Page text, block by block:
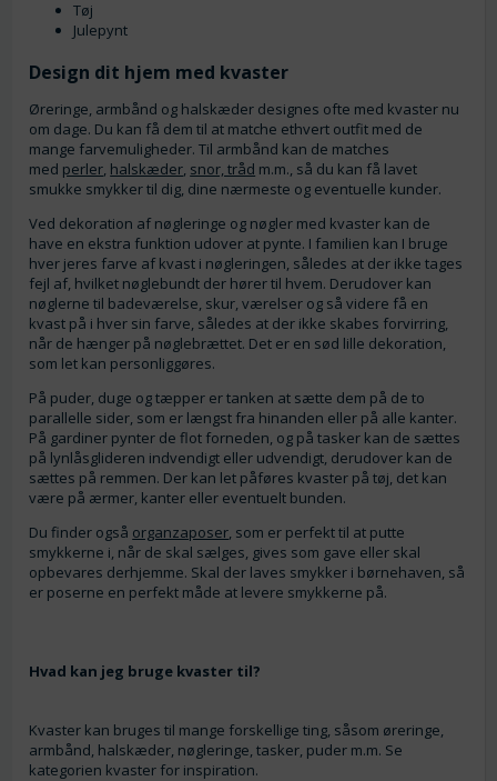
Tøj
Julepynt
Design dit hjem med kvaster
Øreringe, armbånd og halskæder designes ofte med kvaster nu
om dage. Du kan få dem til at matche ethvert outfit med de
mange farvemuligheder. Til armbånd kan de matches
med perler, halskæder, snor, tråd m.m., så du kan få lavet
smukke smykker til dig, dine nærmeste og eventuelle kunder.
Ved dekoration af nøgleringe og nøgler med kvaster kan de
have en ekstra funktion udover at pynte. I familien kan I bruge
hver jeres farve af kvast i nøgleringen, således at der ikke tages
fejl af, hvilket nøglebundt der hører til hvem. Derudover kan
nøglerne til badeværelse, skur, værelser og så videre få en
kvast på i hver sin farve, således at der ikke skabes forvirring,
når de hænger på nøglebrættet. Det er en sød lille dekoration,
som let kan personliggøres.
På puder, duge og tæpper er tanken at sætte dem på de to
parallelle sider, som er længst fra hinanden eller på alle kanter.
På gardiner pynter de flot forneden, og på tasker kan de sættes
på lynlåsglideren indvendigt eller udvendigt, derudover kan de
sættes på remmen. Der kan let påføres kvaster på tøj, det kan
være på ærmer, kanter eller eventuelt bunden.
Du finder også organzaposer, som er perfekt til at putte
smykkerne i, når de skal sælges, gives som gave eller skal
opbevares derhjemme. Skal der laves smykker i børnehaven, så
er poserne en perfekt måde at levere smykkerne på.
Hvad kan jeg bruge kvaster til?
Kvaster kan bruges til mange forskellige ting, såsom øreringe,
armbånd, halskæder, nøgleringe, tasker, puder m.m. Se
kategorien kvaster for inspiration.